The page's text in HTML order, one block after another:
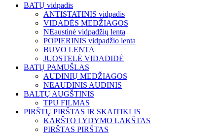
BATŲ vidpadis
ANTISTATINIS vidpadis
VIDADĖS MEDŽIAGOS
NEaustinė vidpadžių lenta
POPIERINIS vidpadžio lenta
BUVO LENTA
JUOSTELĖ VIDADIDĖ
BATŲ PAMUŠLAS
AUDINIŲ MEDŽIAGOS
NEAUDINIS AUDINIS
BALTŲ AUGŠTINIS
TPU FILMAS
PIRŠTŲ PIRŠTAS IR SKAITIKLIS
KARŠTO LYDYMO LAKŠTAS
PIRŠTAS PIRŠTAS